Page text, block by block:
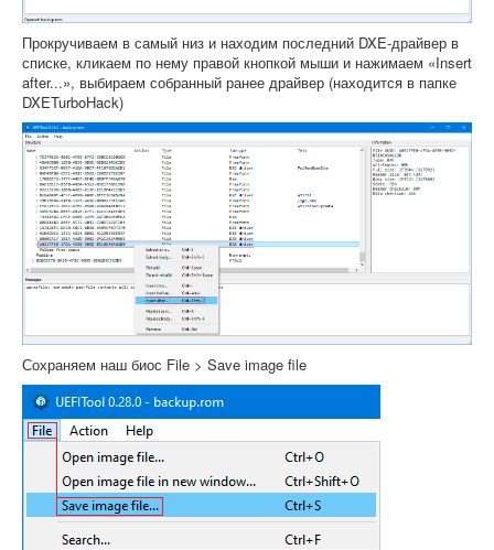
Прокручиваем в самый низ и находим последний DXE-драйвер в
списке, кликаем по нему правой кнопкой мыши и нажимаем «Insert
after...», выбираем собранный ранее драйвер (находится в папке
DXETurboHack)
Сохраняем наш биос File > Save image file